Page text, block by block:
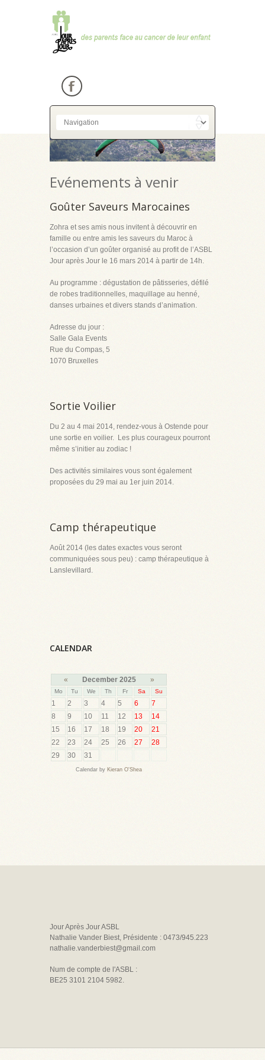
Evénements à venir
Goûter Saveurs Marocaines
Zohra et ses amis nous invitent à découvrir en
famille ou entre amis les saveurs du Maroc à
l’occasion d’un goûter organisé au profit de l’ASBL
Jour après Jour le 16 mars 2014 à partir de 14h.
Au programme : dégustation de pâtisseries, défilé
de robes traditionnelles, maquillage au henné,
danses urbaines et divers stands d’animation.
Adresse du jour :
Salle Gala Events
Rue du Compas, 5
1070 Bruxelles
Sortie Voilier
Du 2 au 4 mai 2014, rendez-vous à Ostende pour
une sortie en voilier. Les plus courageux pourront
même s’initier au zodiac !
Des activités similaires vous sont également
proposées du 29 mai au 1er juin 2014.
Camp thérapeutique
Août 2014 (les dates exactes vous seront
communiquées sous peu) : camp thérapeutique à
Lanslevillard.
CALENDAR
« December 2025 »
Mo Tu We Th Fr Sa Su
1 2 3 4 5 6
7
8
9 10 11 12 13
14
15
16 17 18 19 20
21
22
23 24 25 26 27
28
29
30 31
Calendar by Kieran O'Shea
Jour Après Jour ASBL
Nathalie Vander Biest, Présidente : 0473/945.223
nathalie.vanderbiest@gmail.com
Num de compte de l'ASBL :
BE25 3101 2104 5982.